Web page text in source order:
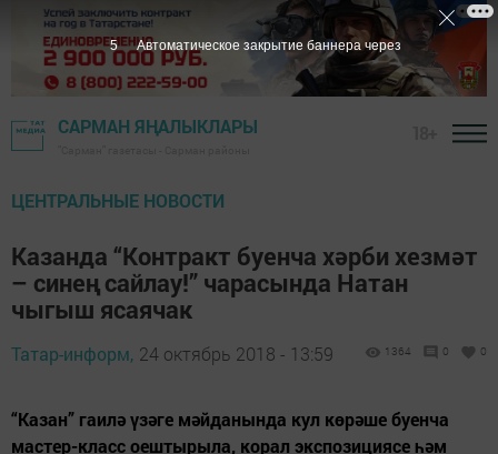
САРМАН ЯҢАЛЫКЛАРЫ
ЦЕНТРАЛЬНЫЕ НОВОСТИ
Казанда “Контракт буенча хәрби хезмәт
– синең сайлау!” чарасында Натан
чыгыш ясаячак
Татар-информ, 24 октябрь 2018 - 13:59 1364 0 0
“Казан” гаилә үзәге мәйданында кул көрәше буенча
мастер-класс оештырыла, корал экспозициясе һәм
4 Автоматическое закрытие баннера через